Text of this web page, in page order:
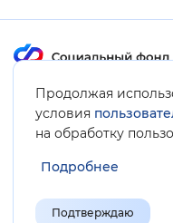
Продолжая
условия
на обработку
Подробнее
Подтверждаю
Карта сайта